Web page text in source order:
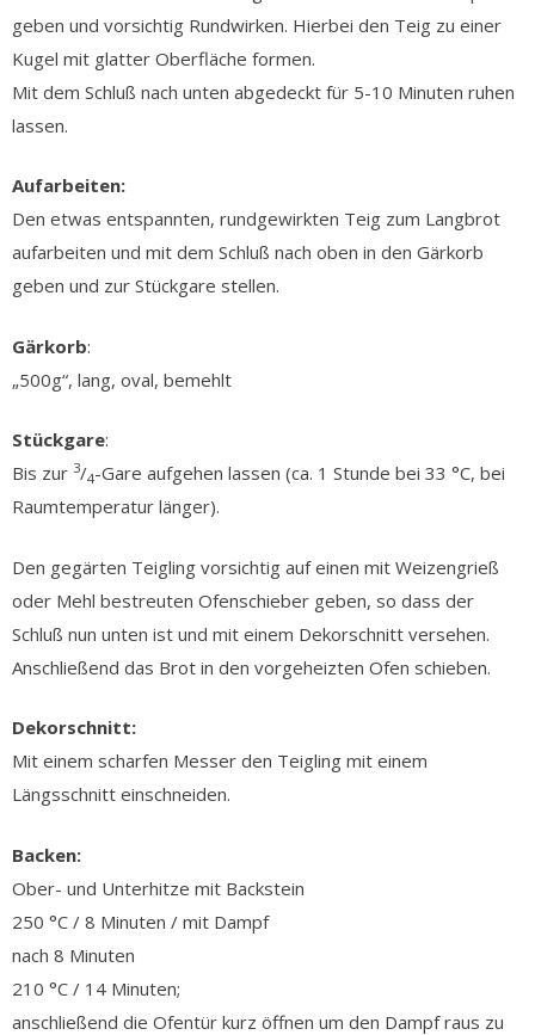
geben und vorsichtig Rundwirken. Hierbei den Teig zu einer
Kugel mit glatter Oberfläche formen.
Mit dem Schluß nach unten abgedeckt für 5-10 Minuten ruhen
lassen.
Aufarbeiten:
Den etwas entspannten, rundgewirkten Teig zum Langbrot
aufarbeiten und mit dem Schluß nach oben in den Gärkorb
geben und zur Stückgare stellen.
Gärkorb:
„500g“, lang, oval, bemehlt
Stückgare:
Bis zur 3/4-Gare aufgehen lassen (ca. 1 Stunde bei 33 °C, bei
Raumtemperatur länger).
Den gegärten Teigling vorsichtig auf einen mit Weizengrieß
oder Mehl bestreuten Ofenschieber geben, so dass der
Schluß nun unten ist und mit einem Dekorschnitt versehen.
Anschließend das Brot in den vorgeheizten Ofen schieben.
Dekorschnitt:
Mit einem scharfen Messer den Teigling mit einem
Längsschnitt einschneiden.
Backen:
Ober- und Unterhitze mit Backstein
250 °C / 8 Minuten / mit Dampf
nach 8 Minuten
210 °C / 14 Minuten;
anschließend die Ofentür kurz öffnen um den Dampf raus zu